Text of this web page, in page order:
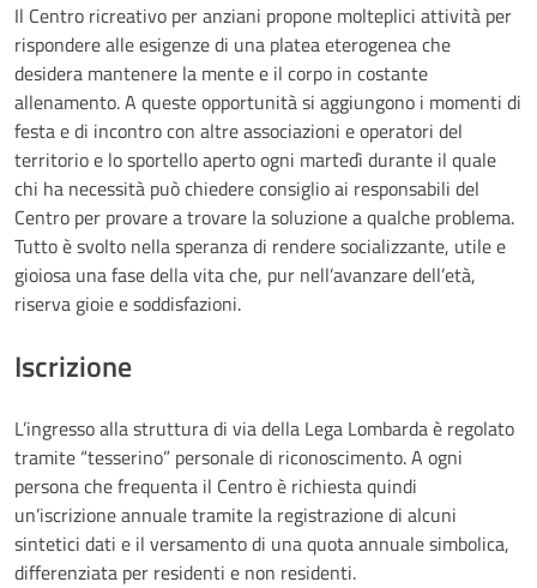
Il Centro ricreativo per anziani propone molteplici attività per
rispondere alle esigenze di una platea eterogenea che
desidera mantenere la mente e il corpo in costante
allenamento. A queste opportunità si aggiungono i momenti di
festa e di incontro con altre associazioni e operatori del
territorio e lo sportello aperto ogni martedì durante il quale
chi ha necessità può chiedere consiglio ai responsabili del
Centro per provare a trovare la soluzione a qualche problema.
Tutto è svolto nella speranza di rendere socializzante, utile e
gioiosa una fase della vita che, pur nell’avanzare dell’età,
riserva gioie e soddisfazioni.
Iscrizione
L’ingresso alla struttura di via della Lega Lombarda è regolato
tramite “tesserino” personale di riconoscimento. A ogni
persona che frequenta il Centro è richiesta quindi
un’iscrizione annuale tramite la registrazione di alcuni
sintetici dati e il versamento di una quota annuale simbolica,
differenziata per residenti e non residenti.